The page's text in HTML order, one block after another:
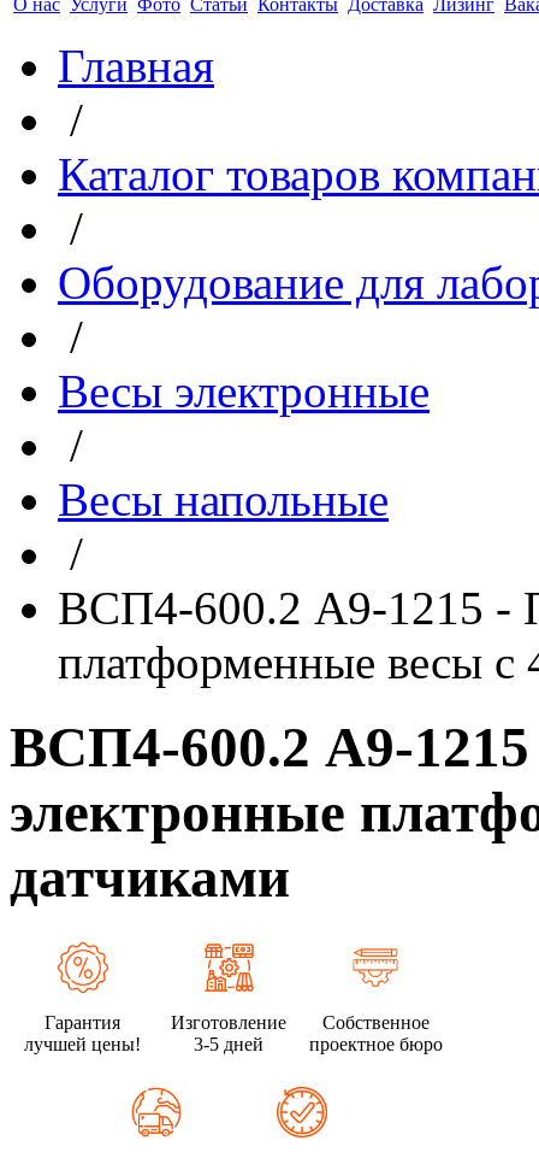
О нас Услуги Фото Статьи Контакты Доставка Лизинг
Главная
/
Каталог товаров
/
Оборудование для
/
Весы электронные
/
Весы напольные
/
ВСП4-600.2 А9-1215 -
платформенные весы с
ВСП4-600.2 А9-
электронные
датчиками
Гарантия
лучшей цены!
Изготовление
3-5 дней
Собственное
проектное бюро